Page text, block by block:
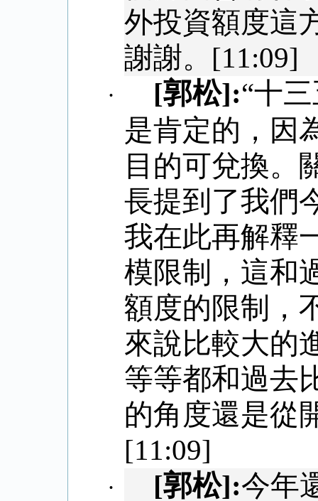
外投資額度這
謝謝。 [11:09]
· [郭松]:“十
是肯定的，因
目的可兌換。
長提到了我們
我在此再解釋
模限制，這和
額度的限制，
來說比較大的
等等都和過去
的角度還是從
[11:09]
· [郭松]:今年